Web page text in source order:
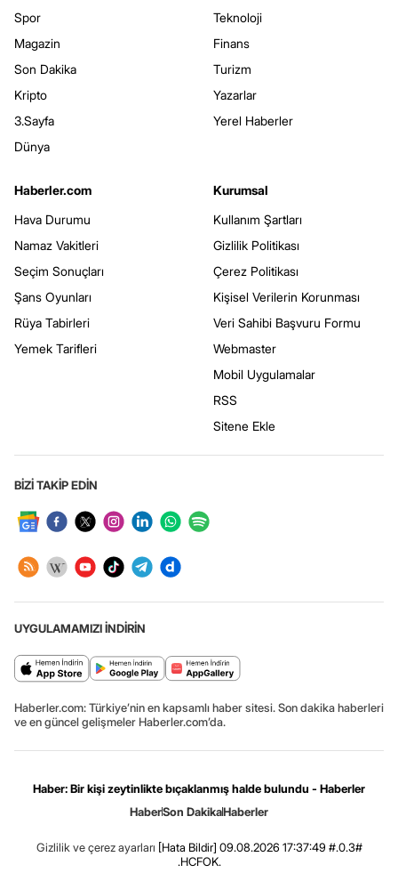
Spor
Magazin
Son Dakika
Kripto
3.Sayfa
Dünya
Teknoloji
Finans
Turizm
Yazarlar
Yerel Haberler
Haberler.com
Hava Durumu
Namaz Vakitleri
Seçim Sonuçları
Şans Oyunları
Rüya Tabirleri
Yemek Tarifleri
Kurumsal
Kullanım Şartları
Gizlilik Politikası
Çerez Politikası
Kişisel Verilerin Korunması
Veri Sahibi Başvuru Formu
Webmaster
Mobil Uygulamalar
RSS
Sitene Ekle
BİZİ TAKİP EDİN
UYGULAMAMIZI İNDİRİN
Haberler.com: Türkiye’nin en kapsamlı haber sitesi. Son dakika haberleri
ve en güncel gelişmeler Haberler.com’da.
Haber: Bir kişi zeytinlikte bıçaklanmış halde bulundu - Haberler
HaberSon DakikaHaberler
Gizlilik ve çerez ayarları [Hata Bildir] 09.08.2026 17:37:49 #.0.3#
.HCFOK.